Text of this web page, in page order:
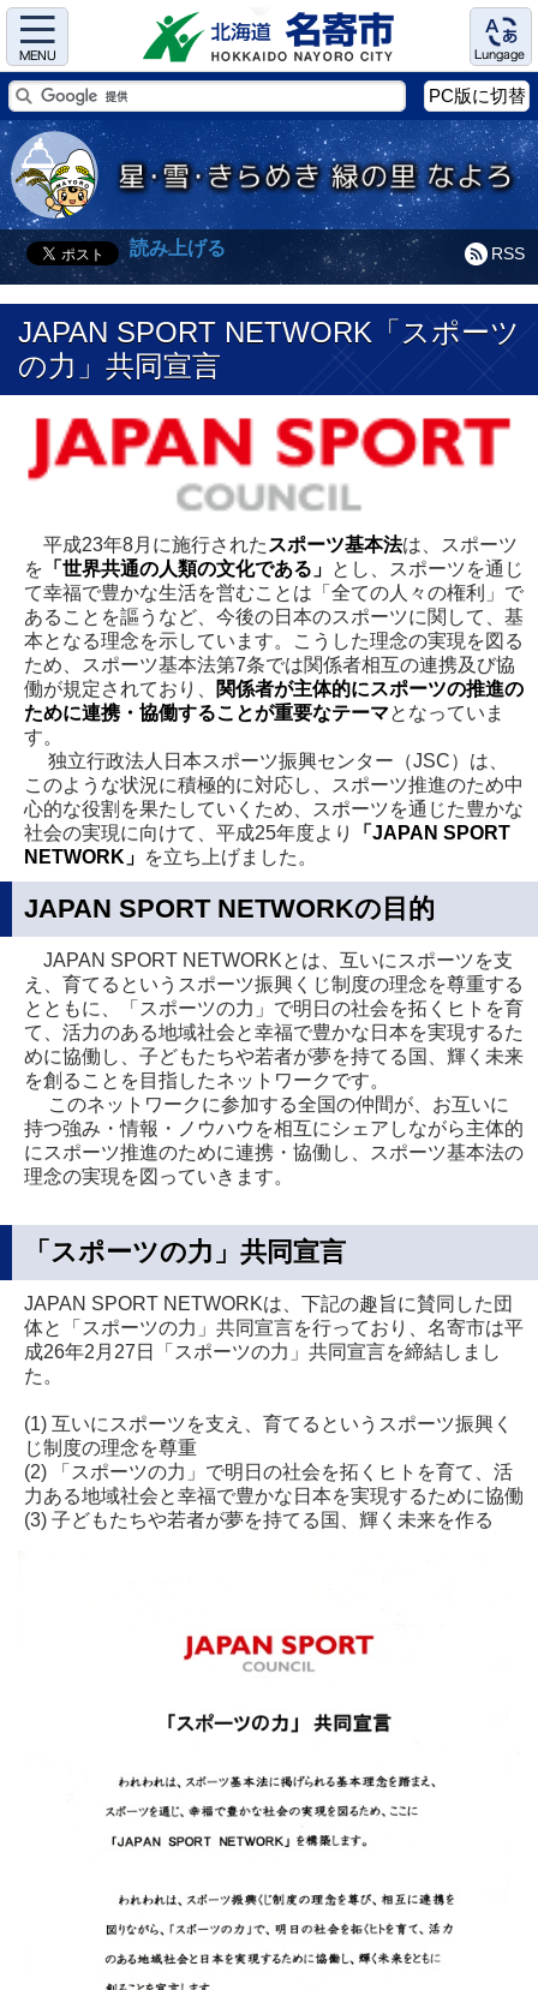
Menu Language
PC版に切替
RSS
読み上げる
JAPAN SPORT NETWORK「スポーツ
の力」共同宣言
平成23年8月に施行された スポーツ基本法は、スポーツ
を 「世界共通の人類の文化である」 とし、スポーツを通じ
て幸福で豊かな生活を営むことは「全ての人々の権利」で
あることを謳うなど、今後の日本のスポーツに関して、基
本となる理念を示しています。こうした理念の実現を図る
ため、スポーツ基本法第7条では関係者相互の連携及び協
働が規定されており、
関係者が主体的にスポーツの推進の
ために連携・協働することが重要なテーマとなっていま
す。
独立行政法人日本スポーツ振興センター（JSC）は、
このような状況に積極的に対応し、スポーツ推進のため中
心的な役割を果たしていくため、スポーツを通じた豊かな
社会の実現に向けて、平成25年度より
「JAPAN SPORT
NETWORK」 を立ち上げました。
JAPAN SPORT NETWORKの目的
JAPAN SPORT NETWORKとは、互いにスポーツを支
え、育てるというスポーツ振興くじ制度の理念を尊重する
とともに、「スポーツの力」で明日の社会を拓くヒトを育
て、活力のある地域社会と幸福で豊かな日本を実現するた
めに協働し、子どもたちや若者が夢を持てる国、輝く未来
を創ることを目指したネットワークです。
このネットワークに参加する全国の仲間が、お互いに
持つ強み・情報・ノウハウを相互にシェアしながら主体的
にスポーツ推進のために連携・協働し、スポーツ基本法の
理念の実現を図っていきます。
「スポーツの力」共同宣言
JAPAN SPORT NETWORKは、下記の趣旨に賛同した団
体と「スポーツの力」共同宣言を行っており、名寄市は平
成26年2月27日「スポーツの力」共同宣言を締結しまし
た。
(1) 互いにスポーツを支え、育てるというスポーツ振興く
じ制度の理念を尊重
(2) 「スポーツの力」で明日の社会を拓くヒトを育て、活
力ある地域社会と幸福で豊かな日本を実現するために協働
(3) 子どもたちや若者が夢を持てる国、輝く未来を作る